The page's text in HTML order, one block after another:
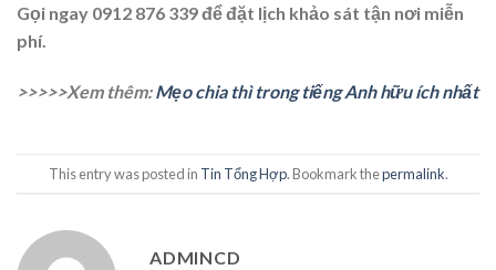
Gọi ngay 0912 876 339 để đặt lịch khảo sát tận nơi miễn
phí.
>>>>>Xem thêm:Mẹo chia thì trong tiếng Anh hữu ích nhất
This entry was posted in Tin Tổng Hợp. Bookmark thepermalink.
ADMINCD